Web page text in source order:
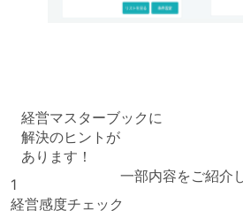
経営マスターブックに
解決のヒントが
あります！
一部内容をご紹介
1
経営感度チェック